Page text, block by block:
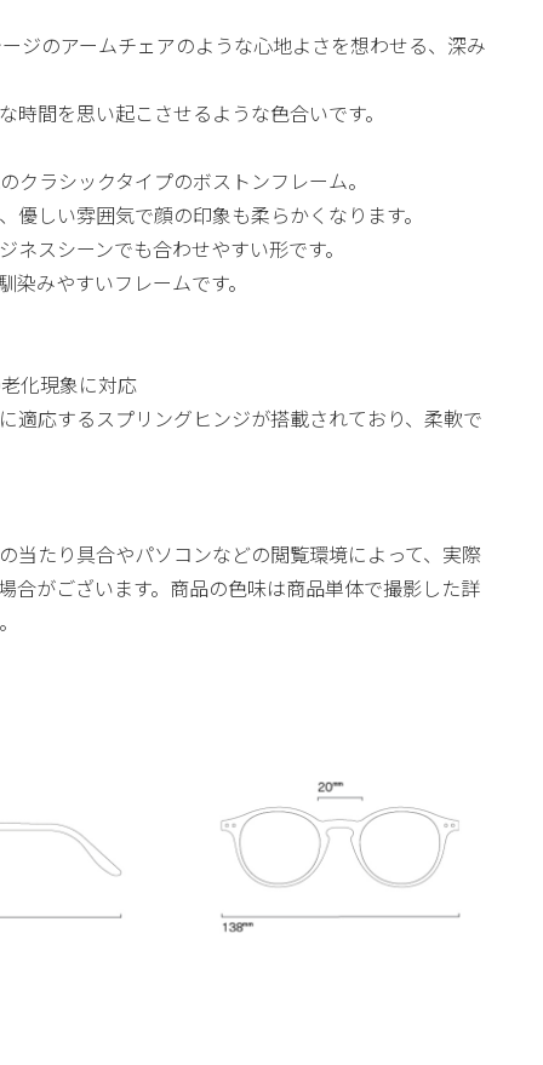
ジのアームチェアのような心地よさを想わせる、深み
時間を思い起こさせるような色合いです。
クラシックタイプのボストンフレーム。
優しい雰囲気で顔の印象も柔らかくなります。
ネスシーンでも合わせやすい形です。
染みやすいフレームです。
化現象に対応
適応するスプリングヒンジが搭載されており、柔軟で
当たり具合やパソコンなどの閲覧環境によって、実際
合がございます。商品の色味は商品単体で撮影した詳